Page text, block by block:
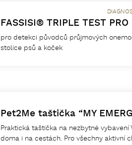
FASSISI® TRIPLE TEST PRO
pro detekci původců průjmových
stolice psů a koček
Pet2Me taštička “MY
Praktická taštička na nezbytné vybavení
doma i na cestách. Pro všechny aktivní